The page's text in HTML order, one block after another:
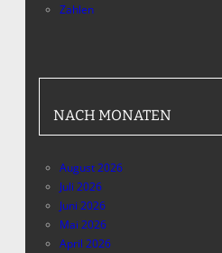
Zahlen
NACH MONATEN
August 2026
Juli 2026
Juni 2026
Mai 2026
April 2026